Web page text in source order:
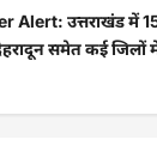
Alert: उत्तराखंड में
समेत कई जिलों में